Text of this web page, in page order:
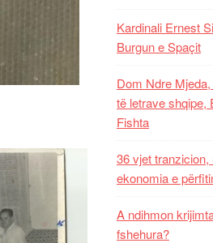
Kardinali Ernest
Burgun e Spaçit
Dom Ndre
të letrave shqipe,
Fishta
36 vjet
ekonomia e
A ndihmon
fshehura?